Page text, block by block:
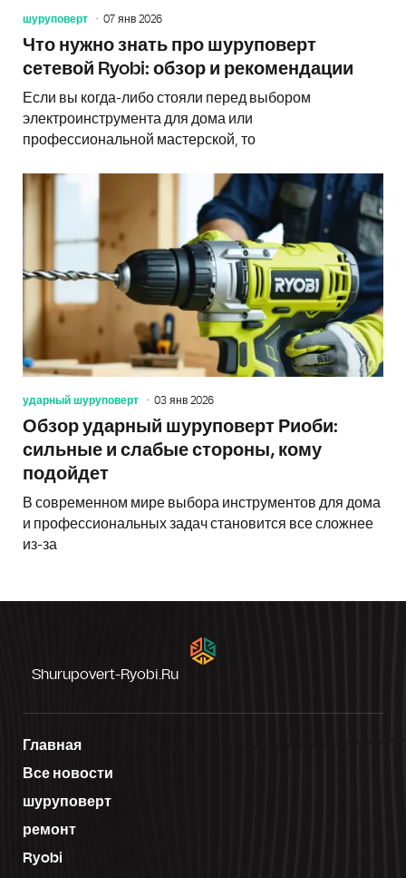
шуруповерт 07 янв 2026
Что нужно знать про шуруповерт
сетевой Ryobi: обзор и рекомендации
Если вы когда-либо стояли перед выбором
электроинструмента для дома или
профессиональной мастерской, то
ударный шуруповерт 03 янв 2026
Обзор ударный шуруповерт Риоби:
сильные и слабые стороны, кому
подойдет
В современном мире выбора инструментов для дома
и профессиональных задач становится все сложнее
из-за
Shurupovert-Ryobi.ru
Главная
Все новости
шуруповерт
ремонт
Ryobi